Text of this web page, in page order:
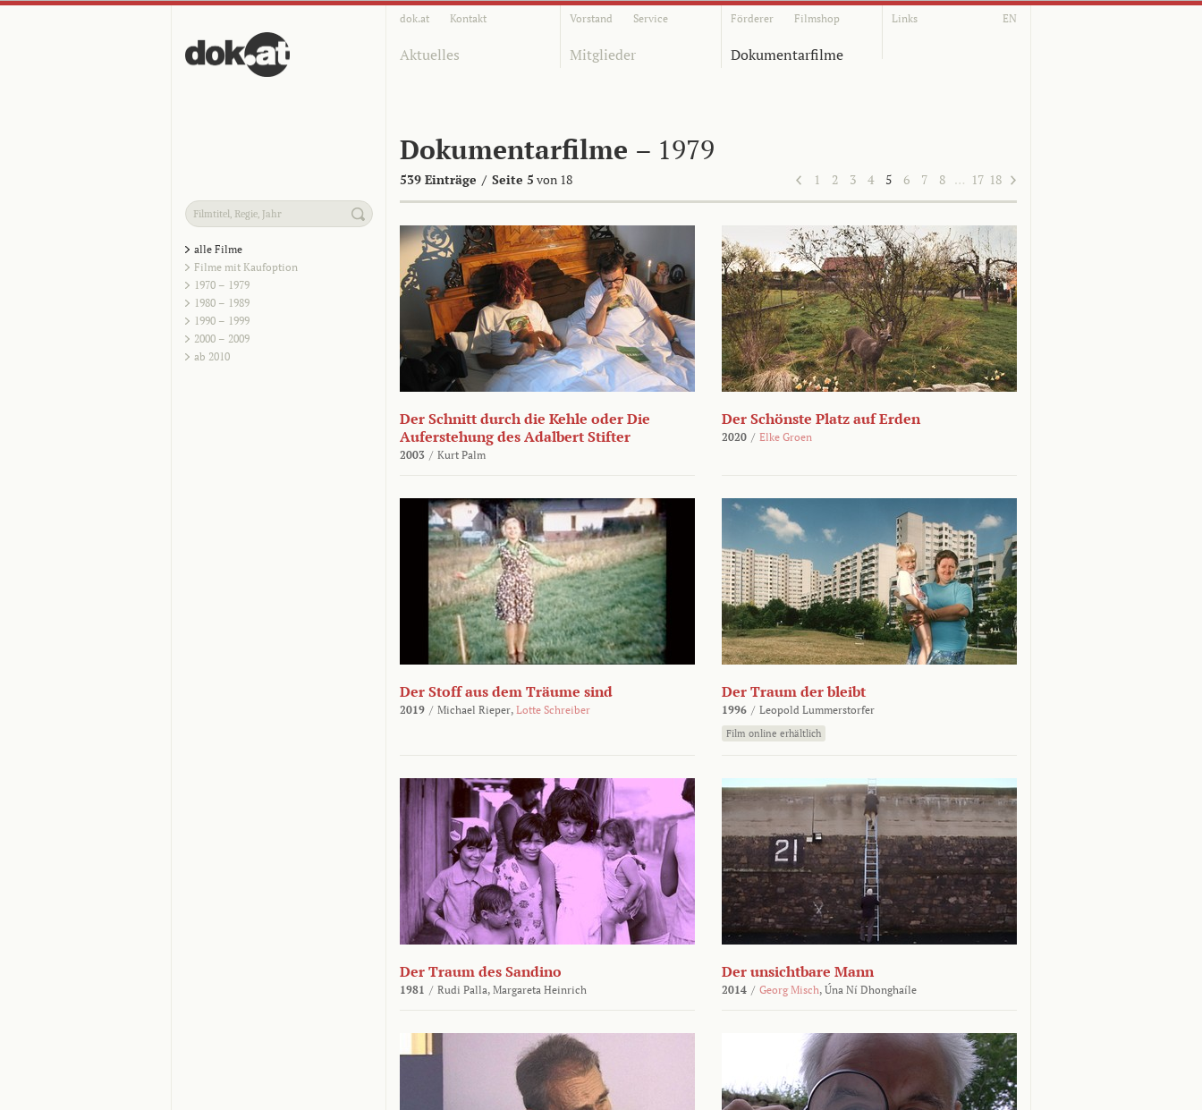
dok.at Kontakt Vorstand Service Förderer Filmshop Links EN
Aktuelles Mitglieder Dokumentarfilme
Dokumentarfilme – 1979
539 Einträge / Seite 5 von 18 1 2 3 4 5 6 7 8 … 17 18
alle Filme
Filme mit Kaufoption
1970 – 1979
1980 – 1989
1990 – 1999
2000 – 2009
ab 2010
Der Schnitt durch die Kehle oder Die
Auferstehung des Adalbert Stifter
2003 / Kurt Palm
Der Schönste Platz auf Erden
2020 / Elke Groen
Der Stoff aus dem Träume sind
2019 / Michael Rieper, Lotte Schreiber
Der Traum der bleibt
1996 / Leopold Lummerstorfer
Film online erhältlich
Der Traum des Sandino
1981 / Rudi Palla, Margareta Heinrich
Der unsichtbare Mann
2014 / Georg Misch, Úna Ní Dhonghaíle